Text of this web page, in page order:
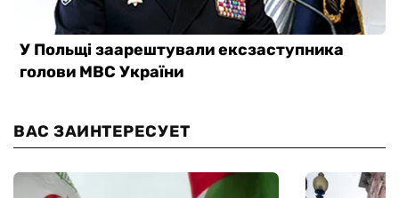
ВАС ЗАИНТЕРЕСУЕТ